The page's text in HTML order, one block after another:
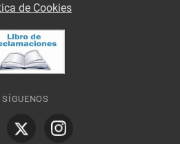
de Cookies
SÍGUENOS